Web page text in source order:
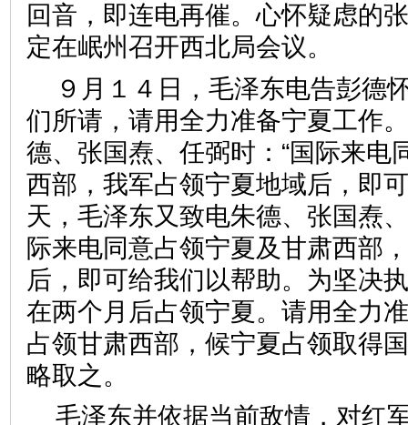
回音，即连电再催。心怀疑虑的
定在岷州召开西北局会议。
９月１４日，毛泽东电告彭德
们所请，请用全力准备宁夏工作
德、张国焘、任弼时：“国际来电
西部，我军占领宁夏地域后，即
天，毛泽东又致电朱德、张国焘
际来电同意占领宁夏及甘肃西部
后，即可给我们以帮助。为坚决
在两个月后占领宁夏。请用全力
占领甘肃西部，候宁夏占领取得
略取之。
毛泽东并依据当前敌情，对红